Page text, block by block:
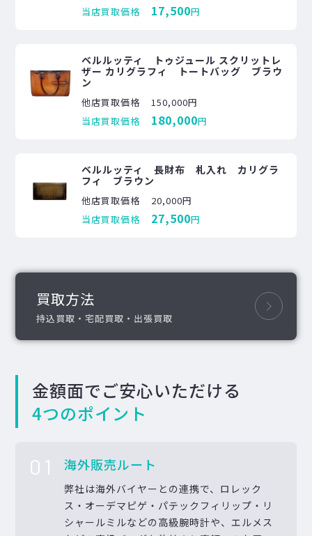
当店買取価格
17,500円
ベルルッティ トゥジュール スクリットレ
ザー カリグラフィ トートバッグ ブラウ
ン
他店買取価格
150,000円
当店買取価格
180,000円
ベルルッティ 長財布 札入れ カリグラ
フィ ブラウン
他店買取価格
20,000円
当店買取価格
27,500円
買取方法
持込買取・宅配買取・出張買取
金額面でご安心いただける
4つのポイント
01 海外販売ルート
弊社は海外バイヤーとの連携で、ロレック
ス・オーデマピゲ・パテックフィリップ・リ
シャールミルなどの高級腕時計や、エルメス